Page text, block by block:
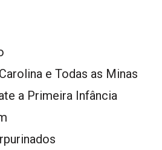
e Todas as Minas
a Primeira Infância